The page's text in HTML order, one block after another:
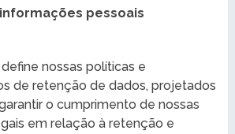
pessoais
nossas políticas e
de retenção de dados, projetados
o cumprimento de nossas
em relação à retenção e